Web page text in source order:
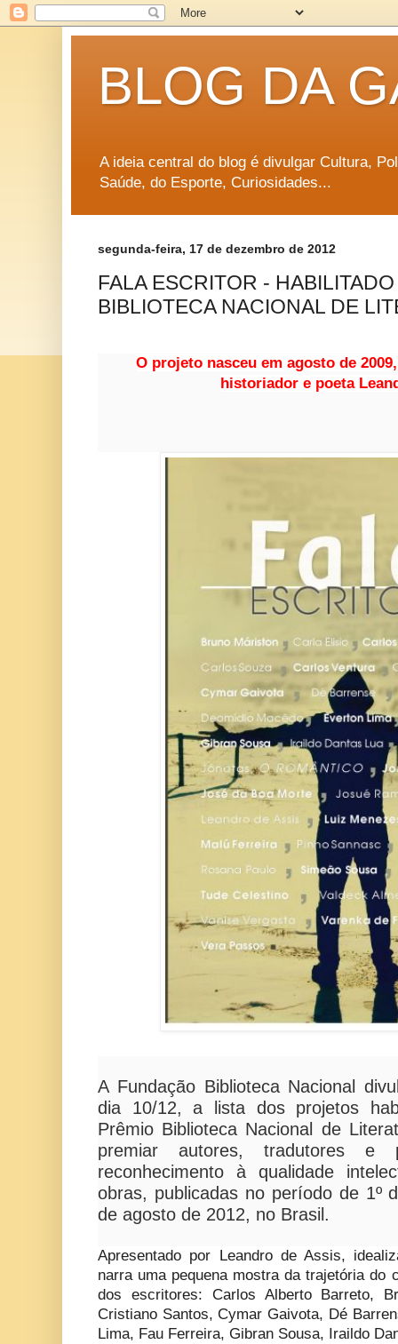
BLOG DA
A ideia central do blog é divulgar Cultura,
Saúde, do Esporte, Curiosidades...
segunda-feira, 17 de dezembro de 2012
FALA ESCRITOR -
BIBLIOTECA NACIONAL DE
O projeto nasceu em agosto de
historiador e poeta
A Fundação Biblioteca Nacional
dia 10/12, a lista dos projetos
Prêmio Biblioteca Nacional de
premiar autores, tradutores e
reconhecimento à qualidade
obras, publicadas no período de 1º
de agosto de 2012, no Brasil.
Apresentado por Leandro de Assis,
narra uma pequena mostra da trajetória do
dos escritores: Carlos Alberto Barreto,
Cristiano Santos, Cymar Gaivota, Dé
Lima, Fau Ferreira, Gibran Sousa, Iraildo